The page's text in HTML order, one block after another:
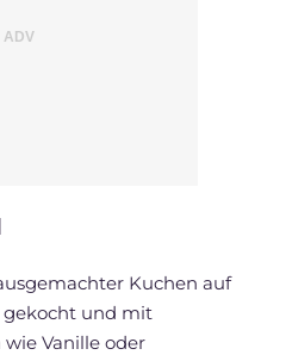
Kuchen auf
gekocht und mit
Vanille oder